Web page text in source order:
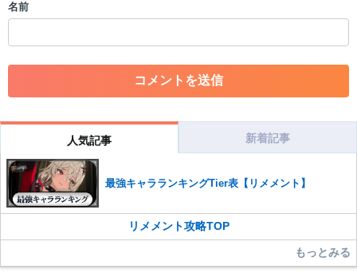
・一度削除された投稿を再び投稿すること
・アカウントの売買など金銭が絡む内容の投稿
・各ゲームのネタバレを含む内容の投稿
・その他、管理者が不適切と判断した投稿
だけますでしょうか。
コメントの削除を申請する
※投稿内容を確認後、順次対応さ
せていただきます。ご了承ください。
※一度削除したコメントは復元ができませんのでご注意くだ
さい。
また、過度な利用規約の違反や、弊社に損害の及ぶ内容の書き込みがあ
った場合は、法的措置をとらせていただく場合もございますので、あら
かじめご理解くださいませ。
名前
人気記事 新着記事
最強キャラランキングTier表【リメメント】
リメメント攻略TOP
もっとみる